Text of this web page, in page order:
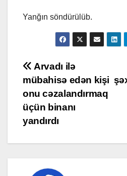
Yanğın söndürülüb.
Post
navigation
Arvadı ilə
mübahisə edən kişi
onu cəzalandırmaq
üçün binanı
yandırdı